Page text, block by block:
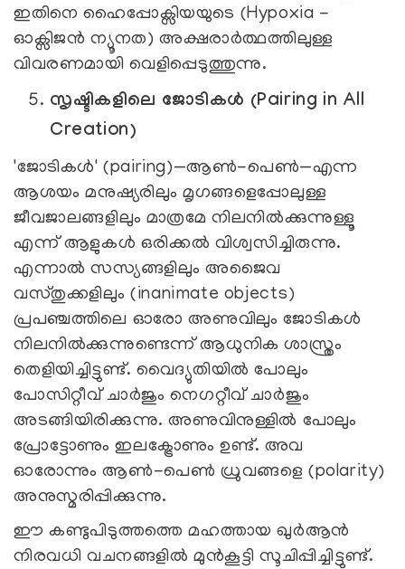
ഇതിനെ ഹൈപ്പോക്സിയയുടെ (Hypoxia -
ഓക്സിജൻ ന്യൂനത) അക്ഷരാർത്ഥത്തിലുള്ള
വിവരണമായി വെളിപ്പെടുത്തുന്നു.
സൃഷ്ടികളിലെ ജോടികൾ (Pairing in All
Creation)
'ജോടികൾ' (pairing)—ആൺ-പെൺ—എന്ന
ആശയം മനുഷ്യരിലും മൃഗങ്ങളെപ്പോലുള്ള
ജീവജാലങ്ങളിലും മാത്രമേ നിലനിൽക്കുന്നുള്ളൂ
എന്ന് ആളുകൾ ഒരിക്കൽ വിശ്വസിച്ചിരുന്നു.
എന്നാൽ സസ്യങ്ങളിലും അജൈവ
വസ്തുക്കളിലും (inanimate objects)
പ്രപഞ്ചത്തിലെ ഓരോ അണുവിലും ജോടികൾ
നിലനിൽക്കുന്നുണ്ടെന്ന് ആധുനിക ശാസ്ത്രം
തെളിയിച്ചിട്ടുണ്ട്. വൈദ്യുതിയിൽ പോലും
പോസിറ്റീവ് ചാർജും നെഗറ്റീവ് ചാർജും
അടങ്ങിയിരിക്കുന്നു. അണുവിനുള്ളിൽ പോലും
പ്രോട്ടോണും ഇലക്ട്രോണും ഉണ്ട്. അവ
ഓരോന്നും ആൺ-പെൺ ധ്രുവങ്ങളെ (polarity)
അനുസ്മരിപ്പിക്കുന്നു.
ഈ കണ്ടുപിടുത്തത്തെ മഹത്തായ ഖുർആൻ
നിരവധി വചനങ്ങളിൽ മുൻകൂട്ടി സൂചിപ്പിച്ചിട്ടുണ്ട്.